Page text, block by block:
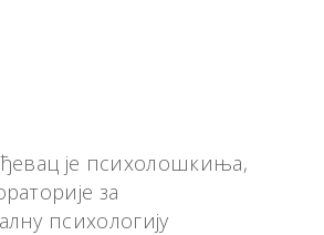
је психолошкиња,
за
психологиjу